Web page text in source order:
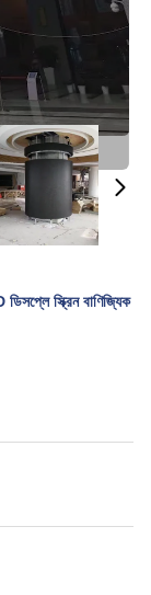
স্ক্রিন বাণিজ্যিক